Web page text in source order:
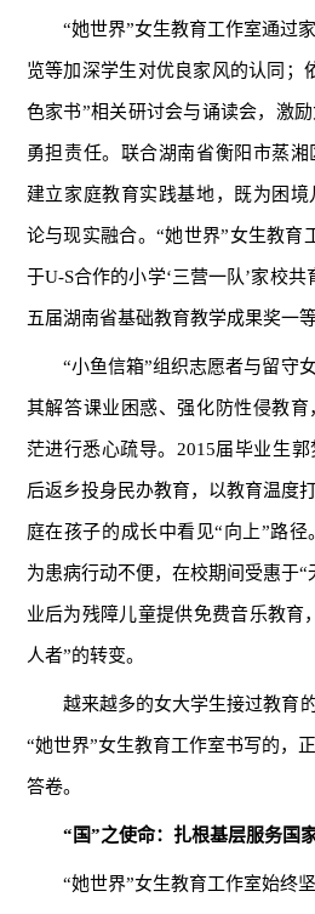
“她世界”女生教育工作室通过
览等加深学生对优良家风的认同；
色家书”相关研讨会与诵读会，激
勇担责任。联合湖南省衡阳市蒸
建立家庭教育实践基地，既为困
论与现实融合。“她世界”女生教育
于U-S合作的小学‘三营一队’家校
五届湖南省基础教育教学成果奖一等
“小鱼信箱”组织志愿者与留守
其解答课业困惑、强化防性侵教
茫进行悉心疏导。2015届毕业生
后返乡投身民办教育，以教育温度
庭在孩子的成长中看见“向上”路径
为患病行动不便，在校期间受惠于
业后为残障儿童提供免费音乐教育
人者”的转变。
越来越多的女大学生接过教育
“她世界”女生教育工作室书写的，
答卷。
“国”之使命：扎根基层服务国
“她世界”女生教育工作室始终